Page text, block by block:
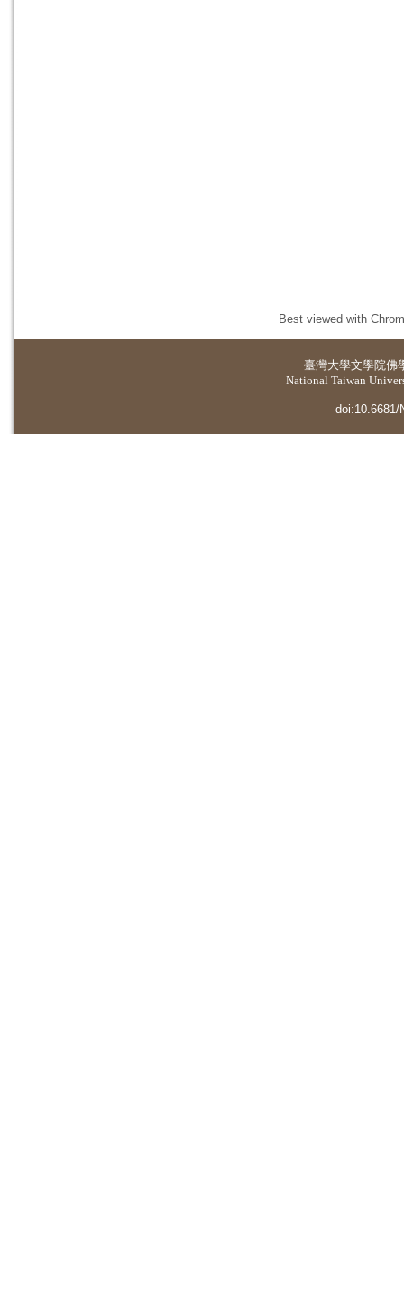
Best viewed with
臺灣大學文學院佛
National Taiwan
doi:10.6681/